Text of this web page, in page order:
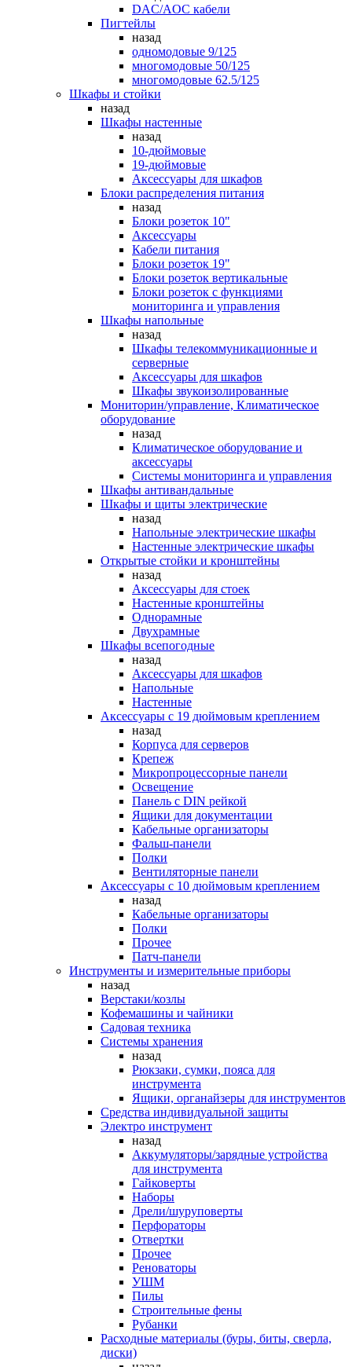
DAC/AOC кабели
Пигтейлы
назад
одномодовые 9/125
многомодовые 50/125
многомодовые 62.5/125
Шкафы и стойки
назад
Шкафы настенные
назад
10-дюймовые
19-дюймовые
Аксессуары для шкафов
Блоки распределения питания
назад
Блоки розеток 10"
Аксессуары
Кабели питания
Блоки розеток 19"
Блоки розеток вертикальные
Блоки розеток с функциями
мониторинга и управления
Шкафы напольные
назад
Шкафы телекоммуникационные и
серверные
Аксессуары для шкафов
Шкафы звукоизолированные
Мониторин/управление, Климатическое
оборудование
назад
Климатическое оборудование и
аксессуары
Системы мониторинга и управления
Шкафы антивандальные
Шкафы и щиты электрические
назад
Напольные электрические шкафы
Настенные электрические шкафы
Открытые стойки и кронштейны
назад
Аксессуары для стоек
Настенные кронштейны
Однорамные
Двухрамные
Шкафы всепогодные
назад
Аксессуары для шкафов
Напольные
Настенные
Аксессуары с 19 дюймовым креплением
назад
Корпуса для серверов
Крепеж
Микропроцессорные панели
Освещение
Панель с DIN рейкой
Ящики для документации
Кабельные организаторы
Фальш-панели
Полки
Вентиляторные панели
Аксессуары с 10 дюймовым креплением
назад
Кабельные организаторы
Полки
Прочее
Патч-панели
Инструменты и измерительные приборы
назад
Верстаки/козлы
Кофемашины и чайники
Садовая техника
Системы хранения
назад
Рюкзаки, сумки, пояса для
инструмента
Ящики, органайзеры для инструментов
Средства индивидуальной защиты
Электро инструмент
назад
Аккумуляторы/зарядные устройства
для инструмента
Гайковерты
Наборы
Дрели/шуруповерты
Перфораторы
Отвертки
Прочее
Реноваторы
УШМ
Пилы
Строительные фены
Рубанки
Расходные материалы (буры, биты, сверла,
диски)